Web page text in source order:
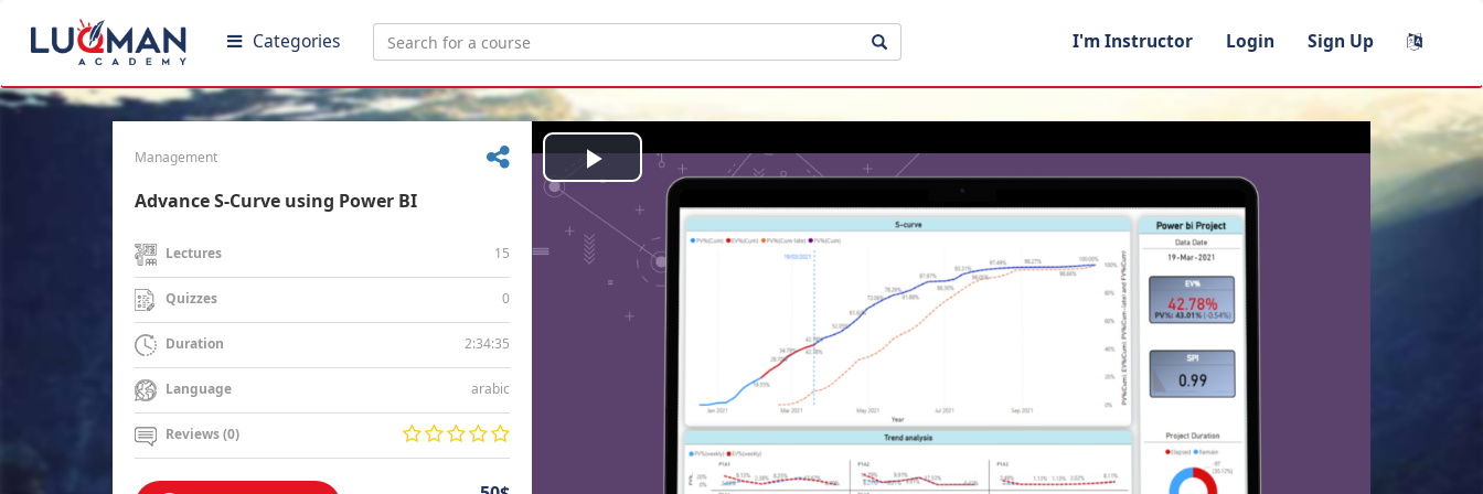
Categories I'm Instructor Login Sign Up
Management
Advance S-Curve using Power BI
Lectures 15
Quizzes 0
Duration 2:34:35
Language arabic
Reviews (0)
Play
Video